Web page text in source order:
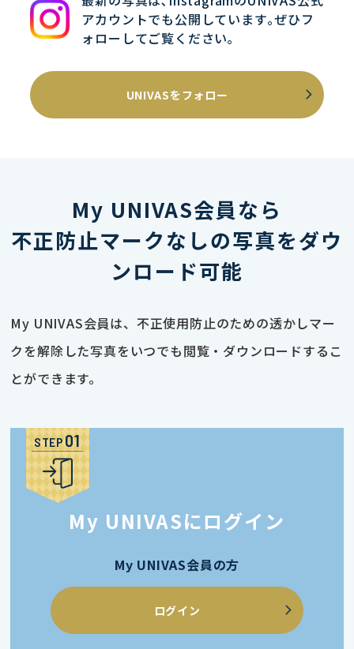
アカウントでも公開しています｡ぜひフ
ォローしてご覧ください｡
UNIVASをフォロー
My UNIVAS会員なら
不正防止マークなしの写真をダウ
ンロード可能
My UNIVAS会員は、不正使用防止のための透かしマー
クを解除した写真をいつでも閲覧・ダウンロードするこ
とができます。
STEP
My UNIVASにログイン
My UNIVAS会員の方
ログイン